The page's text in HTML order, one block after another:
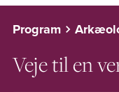
Program
Veje til en